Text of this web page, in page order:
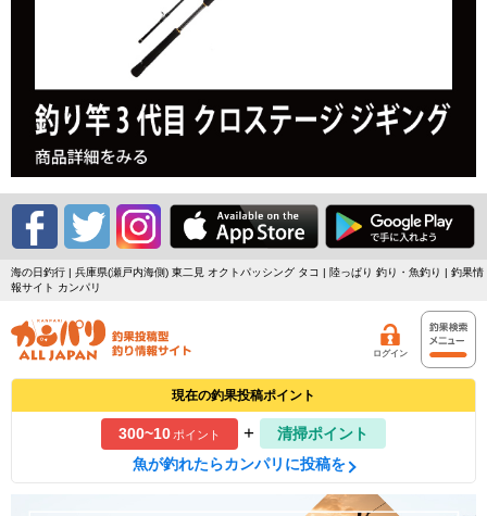
海の日釣行 | 兵庫県(瀬戸内海側) 東二見 オクトパッシング タコ | 陸っぱり 釣り・魚釣り | 釣果情
報サイト カンパリ
ログイン
現在の釣果投稿ポイント
300~10ポイント +
清掃ポイント
魚が釣れたらカンパリに投稿を